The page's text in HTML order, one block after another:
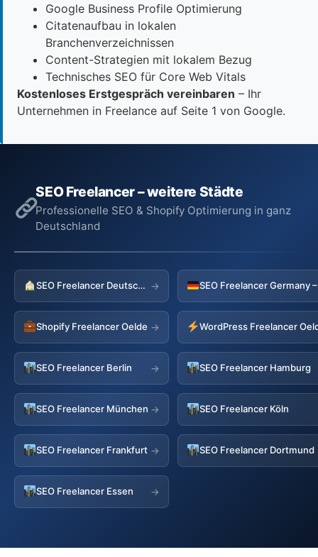
Google Business Profile Optimierung
Citatenaufbau in lokalen
Branchenverzeichnissen
Content-Strategien mit lokalem Bezug
Technisches SEO für Core Web Vitals
Kostenloses Erstgespräch vereinbaren – Ihr
Unternehmen in Freelance auf Seite 1 von Google.
SEO Freelancer – weitere Städte
Professionelle SEO & Shopify Optimierung in ganz
Deutschland
SEO Freelancer Deutschland →
Shopify Freelancer Oelde → WordPress Freelancer
SEO Freelancer Berlin → SEO Freelancer Hamburg
SEO Freelancer München → SEO Freelancer Köln
SEO Freelancer Frankfurt → SEO Freelancer Dortmund
SEO Freelancer Essen →